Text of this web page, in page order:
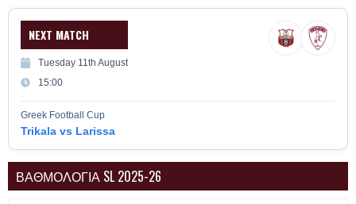
NEXT MATCH
Tuesday 11th August
15:00
Greek Football Cup
Trikala vs Larissa
ΒΑΘΜΟΛΟΓΙΑ SL 2025-26